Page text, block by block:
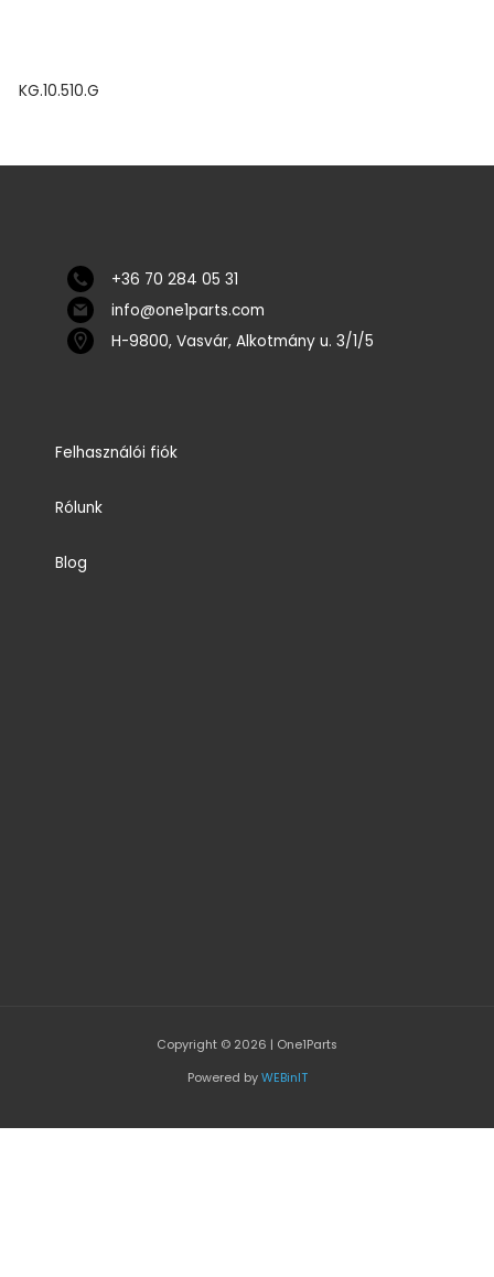
KG.10.510.G
+36 70 284 05 31
info@one1parts.com
H-9800, Vasvár, Alkotmány u. 3/1/5
Felhasználói fiók
Rólunk
Blog
Copyright © 2026 | One1Parts
Powered by WEBinIT